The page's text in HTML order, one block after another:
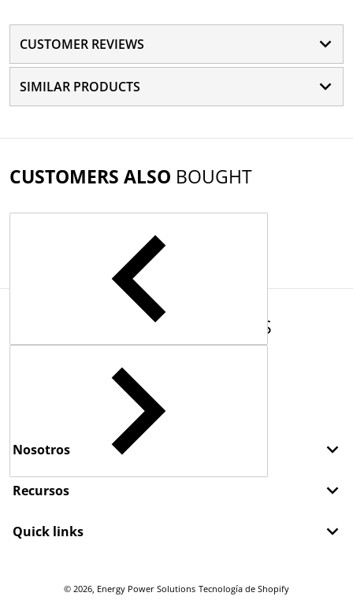
CUSTOMER REVIEWS
SIMILAR PRODUCTS
CUSTOMERS ALSO BOUGHT
COMPLEMENTARY PRODUCTS
Nosotros
Recursos
Quick links
© 2026, Energy Power Solutions Tecnología de Shopify